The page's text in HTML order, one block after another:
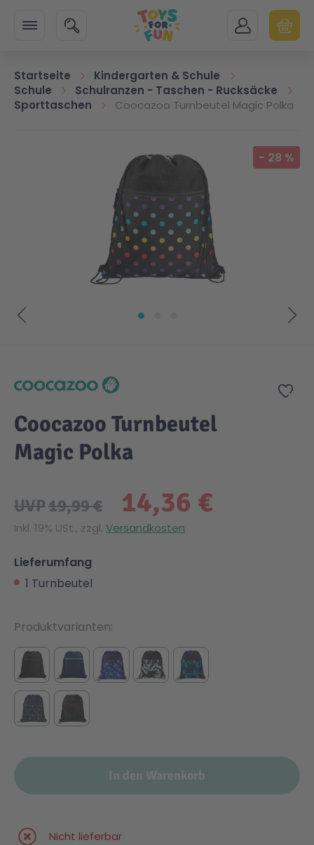
SUCHE MEIN KONTO
Startseite
Kindergarten & Schule
Schule
Schulranzen - Taschen - Rucksäcke
Sporttaschen
Coocazoo Turnbeutel Magic Polka
Zum Ende der Bildgalerie springen - 28 %
Zur
Coocazoo Turnbeutel
Magic Polka
14,36 €
UVP19,99 €
Inkl. 19% USt., zzgl. Versandkosten
Lieferumfang
1 Turnbeutel
In den Warenkorb
Nicht lieferbar
Produktvarianten